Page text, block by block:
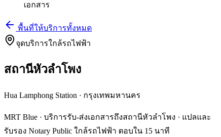
เอกสาร
พื้นที่ให้บริการทั้งหมด
จุดบริการใกล้รถไฟฟ้า
สถานีหัวลำโพง
Hua Lamphong Station · กรุงเทพมหานคร
MRT Blue · บริการรับ-ส่งเอกสารถึงสถานีหัวลำโพง · แปลและ
รับรอง Notary Public ใกล้รถไฟฟ้า ตอบใน 15 นาที